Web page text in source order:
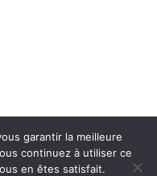
2023
garantir la meilleure
continuez à utiliser ce
en êtes satisfait.